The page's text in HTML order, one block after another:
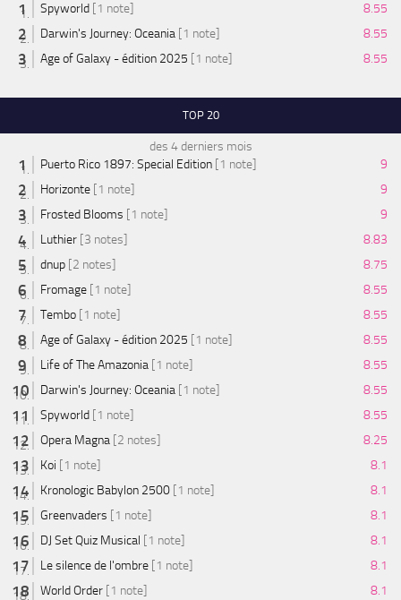
Spyworld [1 note]
8.55
Darwin's Journey: Oceania [1 note]
8.55
Age of Galaxy - édition 2025 [1 note] 8.55
TOP 20
des 4 derniers mois
Puerto Rico 1897: Special Edition [1 note]
9
Horizonte [1 note]
9
Frosted Blooms [1 note]
9
Luthier [3 notes]
8.83
dnup [2 notes]
8.75
Fromage [1 note]
8.55
Tembo [1 note]
8.55
Age of Galaxy - édition 2025 [1 note]
8.55
Life of The Amazonia [1 note]
8.55
Darwin's Journey: Oceania [1 note]
8.55
Spyworld [1 note]
8.55
Opera Magna [2 notes]
8.25
Koi [1 note]
8.1
Kronologic Babylon 2500 [1 note]
8.1
Greenvaders [1 note]
8.1
DJ Set Quiz Musical [1 note]
8.1
Le silence de l'ombre [1 note]
8.1
World Order [1 note]
8.1